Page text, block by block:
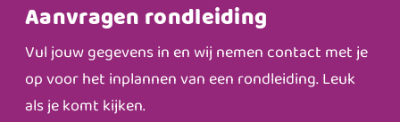
Aanvragen rondleiding
Vul jouw gegevens in en wij nemen contact met je
op voor het inplannen van een rondleiding. Leuk
als je komt kijken.